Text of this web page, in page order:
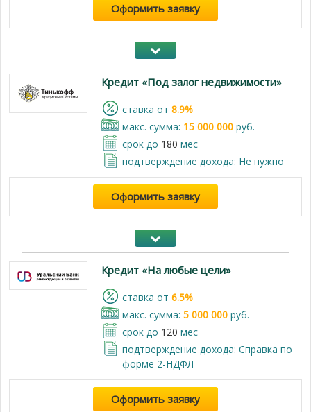
Оформить заявку
Кредит «Под залог недвижимости»
cтавка от 8.9%
макс. сумма: 15 000 000руб.
срок до 180 мес
подтверждение дохода: Не нужно
Оформить заявку
Кредит «На любые цели»
cтавка от 6.5%
макс. сумма: 5 000 000руб.
срок до 120 мес
подтверждение дохода: Справка по
форме 2-НДФЛ
Оформить заявку